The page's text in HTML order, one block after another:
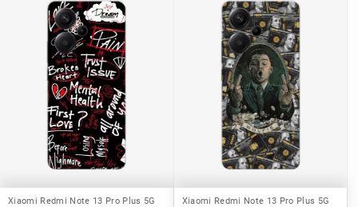
Xiaomi Redmi Note 13 Pro Plus 5G Xiaomi Redmi Note 13 Pro Plus 5G